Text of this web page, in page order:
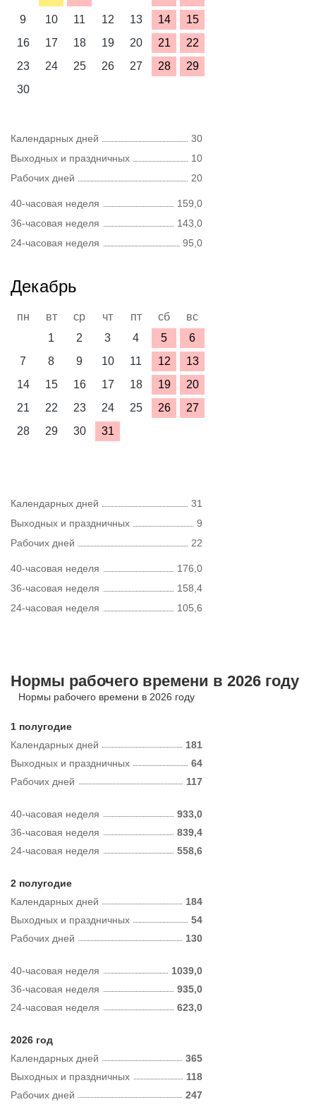
9
10 11 12 13 14
15
16
17 18 19 20 21
22
23
24 25 26 27 28
29
30
Календарных дней
30
Выходных и праздничных
10
Рабочих дней
20
40-часовая неделя
159,0
36-часовая неделя
143,0
24-часовая неделя
95,0
Декабрь
пн вт ср чт пт сб
вс
1
2 3 4 5
6
7
8 9 10 11 12
13
14
15 16 17 18 19
20
21
22 23 24 25 26
27
28
29 30 31
Календарных дней
31
Выходных и праздничных
9
Рабочих дней
22
40-часовая неделя
176,0
36-часовая неделя
158,4
24-часовая неделя
105,6
Нормы рабочего времени в 2026 году
Нормы рабочего времени в 2026 году
1 полугодие
Календарных дней
181
Рабочих дней 117
Выходных и праздничных 64
40-часовая неделя
933,0
36-часовая неделя
839,4
24-часовая неделя
558,6
2 полугодие
Календарных дней
184
Рабочих дней 130
Выходных и праздничных 54
40-часовая неделя
1039,0
36-часовая неделя
935,0
24-часовая неделя
623,0
2026 год
Календарных дней
365
Рабочих дней 247
Выходных и праздничных 118